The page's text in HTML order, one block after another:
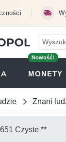
Nowość!
MONETY
Znani